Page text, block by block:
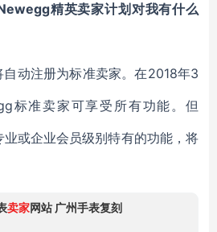
精英卖家计划对我有什么
动注册为标准卖家。在2018年3
标准卖家可享受所有功能。但
或企业会员级别特有的功能，将
卖家网站 广州手表复刻